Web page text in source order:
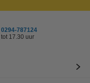
787124
17.30 uur